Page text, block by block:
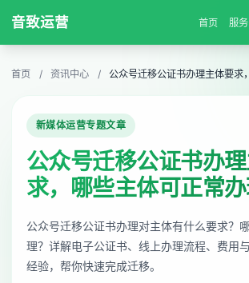
音致运营 首页 服务
首页 / 资讯中心 /
新媒体运营专题文章
公众号迁移公证书办
求，哪些主体可正常
公众号迁移公证书办理对主体有什么要求？
理？详解电子公证书、线上办理流程、费用
经验，帮你快速完成迁移。